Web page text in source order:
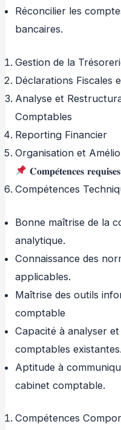
Réconcilier les
bancaires.
Gestion de la
Déclarations Fiscales
Analyse et
Comptables
Reporting Financier
Organisation et
𝐂𝐨𝐦𝐩𝐞́𝐭𝐞𝐧𝐜𝐞𝐬
Compétences
Bonne maîtrise de la
analytique.
Connaissance des
applicables.
Maîtrise des outils
comptable
Capacité à analyser
comptables existantes.
Aptitude à
cabinet comptable.
Compétences